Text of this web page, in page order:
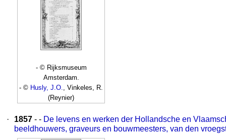
- © Rijksmuseum
Amsterdam.
- © Husly, J.O., Vinkeles, R.
(Reynier)
· 1857 - - De levens en werken der Hollandsche en
beeldhouwers, graveurs en bouwmeesters, van den